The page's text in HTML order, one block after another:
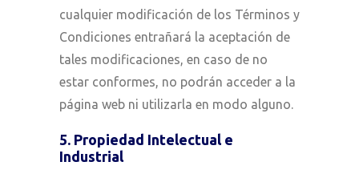
cualquier modificación de los Términos y
Condiciones entrañará la aceptación de
tales modificaciones, en caso de no
estar conformes, no podrán acceder a la
página web ni utilizarla en modo alguno.
5. Propiedad Intelectual e
Industrial